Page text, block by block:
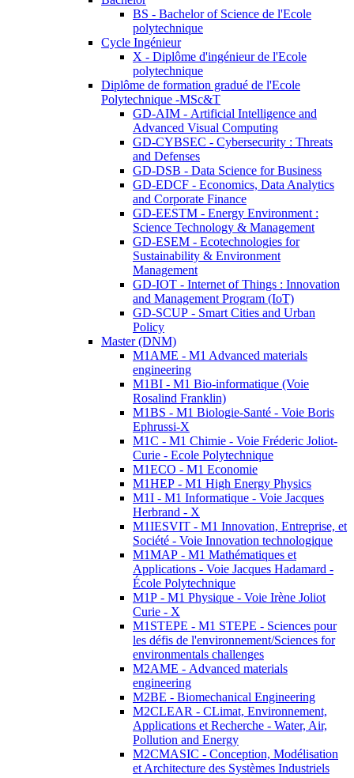
BS - Bachelor of Science de l'Ecole
polytechnique
Cycle Ingénieur
X - Diplôme d'ingénieur de l'Ecole
polytechnique
Diplôme de formation gradué de l'Ecole
Polytechnique -MSc&T
GD-AIM - Artificial Intelligence and
Advanced Visual Computing
GD-CYBSEC - Cybersecurity : Threats
and Defenses
GD-DSB - Data Science for Business
GD-EDCF - Economics, Data Analytics
and Corporate Finance
GD-EESTM - Energy Environment :
Science Technology & Management
GD-ESEM - Ecotechnologies for
Sustainability & Environment
Management
GD-IOT - Internet of Things : Innovation
and Management Program (IoT)
GD-SCUP - Smart Cities and Urban
Policy
Master (DNM)
M1AME - M1 Advanced materials
engineering
M1BI - M1 Bio-informatique (Voie
Rosalind Franklin)
M1BS - M1 Biologie-Santé - Voie Boris
Ephrussi-X
M1C - M1 Chimie - Voie Fréderic Joliot-
Curie - Ecole Polytechnique
M1ECO - M1 Economie
M1HEP - M1 High Energy Physics
M1I - M1 Informatique - Voie Jacques
Herbrand - X
M1IESVIT - M1 Innovation, Entreprise, et
Société - Voie Innovation technologique
M1MAP - M1 Mathématiques et
Applications - Voie Jacques Hadamard -
École Polytechnique
M1P - M1 Physique - Voie Irène Joliot
Curie - X
M1STEPE - M1 STEPE - Sciences pour
les défis de l'environnement/Sciences for
environmentals challenges
M2AME - Advanced materials
engineering
M2BE - Biomechanical Engineering
M2CLEAR - CLimat, Environnement,
Applications et Recherche - Water, Air,
Pollution and Energy
M2CMASIC - Conception, Modélisation
et Architecture des Systèmes Industriels